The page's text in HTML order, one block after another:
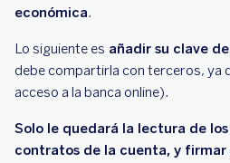
económica.
Lo siguiente es añadir su clave
debe compartirla con terceros, ya
acceso a la banca online).
Solo le quedará la lectura de
contratos de la cuenta, y firmar